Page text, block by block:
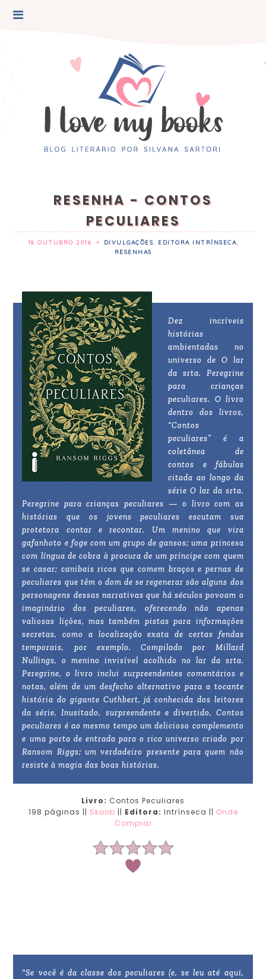
RESENHA - CONTOS
PECULIARES
18 OUTUBRO 2016 • DIVULGAÇÕES, EDITORA INTRÍNSECA,
RESENHAS
Dez incríveis
histórias
ambientadas no
universo de O lar
da srta. Peregrine
para crianças
peculiares. O livro
dentro dos livros,
“Contos
peculiares” é a
coletânea de
contos e fábulas
citada ao longo da
série O lar da srta.
Peregrine para crianças peculiares — o livro com as
histórias que os jovens peculiares escutam sua
protetora contar e recontar. Um menino que vira
gafanhoto e foge com um grupo de gansos; uma princesa
com língua de cobra à procura de um príncipe com quem
se casar; canibais ricos que comem braços e pernas de
peculiares que têm o dom de se regenerar são alguns dos
personagens dessas narrativas que há séculos povoam o
imaginário dos peculiares, oferecendo não apenas
valiosas lições, mas também pistas para informações
secretas, como a localização exata de certas fendas
temporais, por exemplo. Compilado por Millard
Nullings, o menino invisível acolhido no lar da srta.
Peregrine, o livro inclui surpreendentes comentários e
notas, além de um desfecho alternativo para a tocante
história do gigante Cuthbert, já conhecida dos leitores
da série. Inusitado, surpreendente e divertido, Contos
peculiares é ao mesmo tempo um delicioso complemento
e uma porta de entrada para o rico universo criado por
Ransom Riggs; um verdadeiro presente para quem não
resiste à magia das boas histórias.
Livro: Contos Peculiares
198 páginas || Skoob || Editora: Intrínseca || Onde
Comprar
"Se você é da classe dos peculiares (e, se leu até aqui,